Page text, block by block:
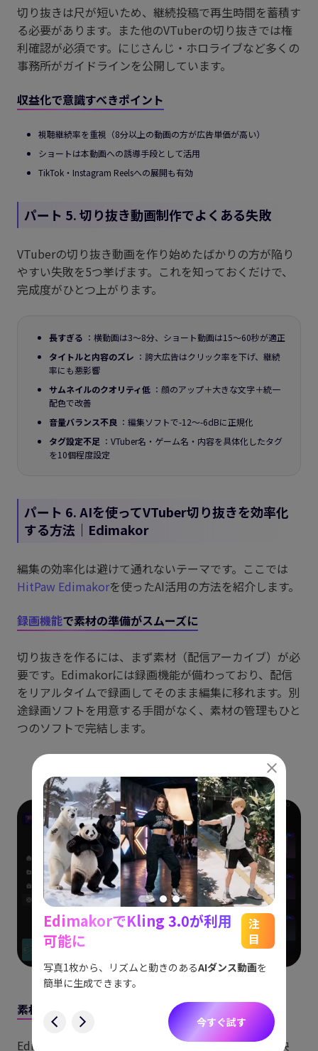
切り抜きは尺が短いため、継続投稿で再生時間を蓄積す
る必要があります。また他のVTuberの切り抜きでは権
利確認が必須です。にじさんじ・ホロライブなど多くの
事務所がガイドラインを公開しています。
収益化で意識すべきポイント
視聴継続率を重視（8分以上の動画の方が広告単価が高い）
ショートは本動画への誘導手段として活用
TikTok・Instagram Reelsへの展開も有効
パート 5. 切り抜き動画制作でよくある失敗
VTuberの切り抜き動画を作り始めたばかりの方が陥り
やすい失敗を5つ挙げます。これを知っておくだけで、
完成度がひとつ上がります。
長すぎる ：横動画は3〜8分、ショート動画は15〜60秒が適正
タイトルと内容のズレ ：誇大広告はクリック率を下げ、継続
率にも悪影響
サムネイルのクオリティ低 ：顔のアップ＋大きな文字＋統一
配色で改善
音量バランス不良 ：編集ソフトで-12〜-6dBに正規化
タグ設定不足 ：VTuber名・ゲーム名・内容を具体化したタグ
を10個程度設定
パート 6. AIを使ってVTuber切り抜きを効率化
する方法｜Edimakor
編集の効率化は避けて通れないテーマです。ここでは
HitPaw Edimakorを使ったAI活用の方法を紹介します。
録画機能で素材の準備がスムーズに
切り抜きを作るには、まず素材（配信アーカイブ）が必
要です。Edimakorには録画機能が備わっており、配信
をリアルタイムで録画してそのまま編集に移れます。別
途録画ソフトを用意する手間がなく、素材の管理もひと
つのソフトで完結します。
素材や が豊富で編集しやすい
Edimakorは1億点以上のストックメディア（写真・映
スム
EdimakorでKling 3.0が利用
可能に
注
目
写真1枚から、リズムと動きのあるAIダンス動画を
簡単に生成できます。
今すぐ試す
アイ
ョッ